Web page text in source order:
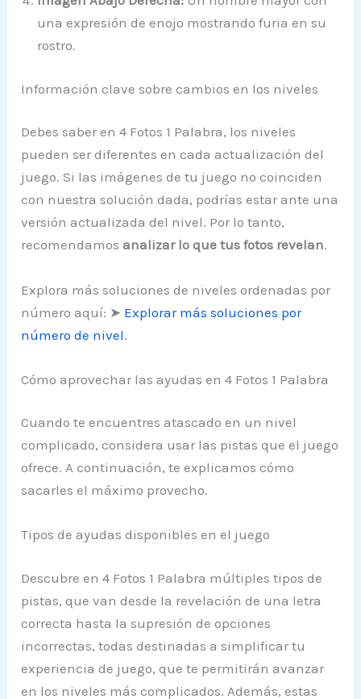
una expresión de enojo mostrando furia en su
rostro.
Información clave sobre cambios en los niveles
Debes saber en 4 Fotos 1 Palabra, los niveles
pueden ser diferentes en cada actualización del
juego. Si las imágenes de tu juego no coinciden
con nuestra solución dada, podrías estar ante una
versión actualizada del nivel. Por lo tanto,
recomendamosanalizar lo que tus fotos revelan.
Explora más soluciones de niveles ordenadas por
número aquí: ➤ Explorar más soluciones por
número de nivel.
Cómo aprovechar las ayudas en 4 Fotos 1 Palabra
Cuando te encuentres atascado en un nivel
complicado, considera usar las pistas que el juego
ofrece. A continuación, te explicamos cómo
sacarles el máximo provecho.
Tipos de ayudas disponibles en el juego
Descubre en 4 Fotos 1 Palabra múltiples tipos de
pistas, que van desde la revelación de una letra
correcta hasta la supresión de opciones
incorrectas, todas destinadas a simplificar tu
experiencia de juego, que te permitirán avanzar
en los niveles más complicados. Además, estas